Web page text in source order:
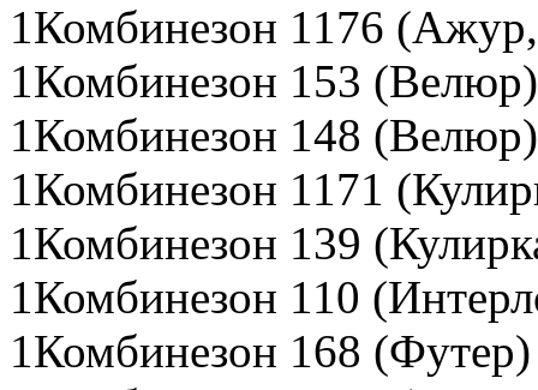
1Комбинезон 1176
1Комбинезон 153
1Комбинезон 148
1Комбинезон 1171
1Комбинезон 139
1Комбинезон 110
1Комбинезон 168